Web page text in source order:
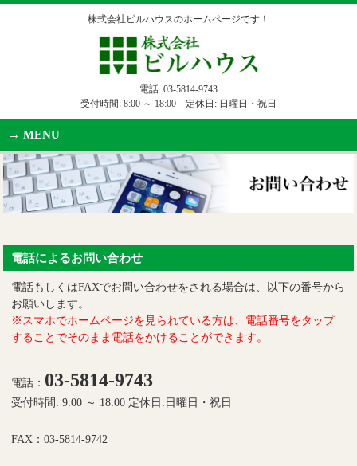
株式会社ビルハウスのホームページです！
電話: 03-5814-9743
受付時間: 8:00 ～ 18:00 定休日: 日曜日・祝日
MENU
電話によるお問い合わせ
電話もしくはFAXでお問い合わせをされる場合は、以下の番号から
お願いします。
※スマホでホームページを見られている方は、電話番号をタップ
することでそのまま電話をかけることができます。
電話： 03-5814-9743
受付時間: 9:00 ～ 18:00 定休日:日曜日・祝日
FAX：03-5814-9742